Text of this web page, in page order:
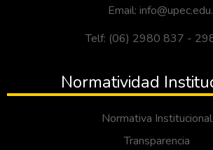
Email:
Telf: (06) 2980 837 -
Normatividad
Normativa Institucional
Transparencia